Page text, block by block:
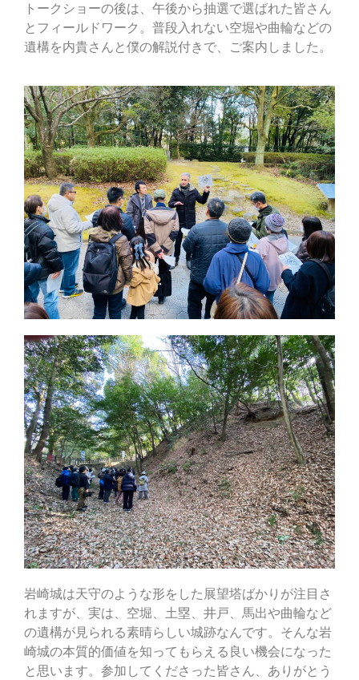
トークショーの後は、午後から抽選で選ばれた皆さん
とフィールドワーク。普段入れない空堀や曲輪などの
遺構を内貴さんと僕の解説付きで、ご案内しました。
岩崎城は天守のような形をした展望塔ばかりが注目さ
れますが、実は、空堀、土塁、井戸、馬出や曲輪など
の遺構が見られる素晴らしい城跡なんです。そんな岩
崎城の本質的価値を知ってもらえる良い機会になった
と思います。参加してくださった皆さん、ありがとう